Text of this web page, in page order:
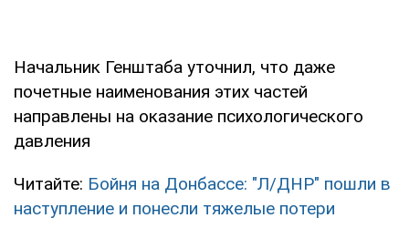
Начальник Генштаба уточнил, что даже
почетные наименования этих частей
направлены на оказание психологического
давления
Читайте: Бойня на Донбассе: "Л/ДНР" пошли в
наступление и понесли тяжелые потери